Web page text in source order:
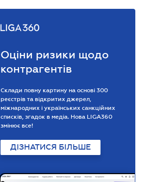
Оціни ризики щодо
контрагентів
Склади повну картину на основі 300
реєстрів та відкритих джерел,
міжнародних і українських санкційних
списків, згадок в медіа. Нова LIGA360
змінює все!
ДІЗНАТИСЯ БІЛЬШЕ